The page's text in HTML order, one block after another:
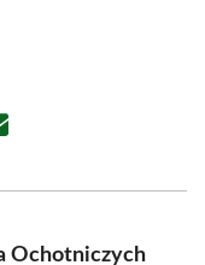
Ochotniczych